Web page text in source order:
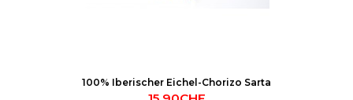
100% Iberischer Eichel-Chorizo Sarta